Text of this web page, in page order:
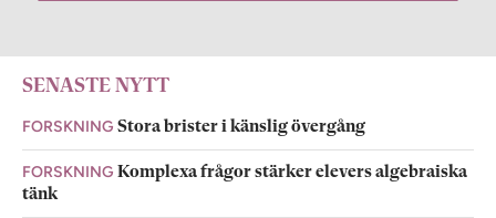
SENASTE NYTT
FORSKNING Stora brister i känslig övergång
FORSKNING Komplexa frågor stärker elevers algebraiska
tänk